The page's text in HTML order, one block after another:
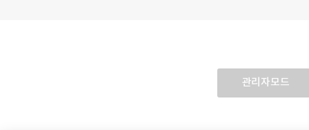
관리자모드